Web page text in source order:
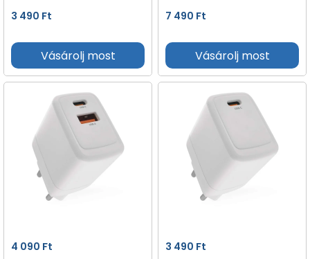
3 490 Ft
Vásárolj most
7 490 Ft
Vásárolj most
4 090 Ft 3 490 Ft